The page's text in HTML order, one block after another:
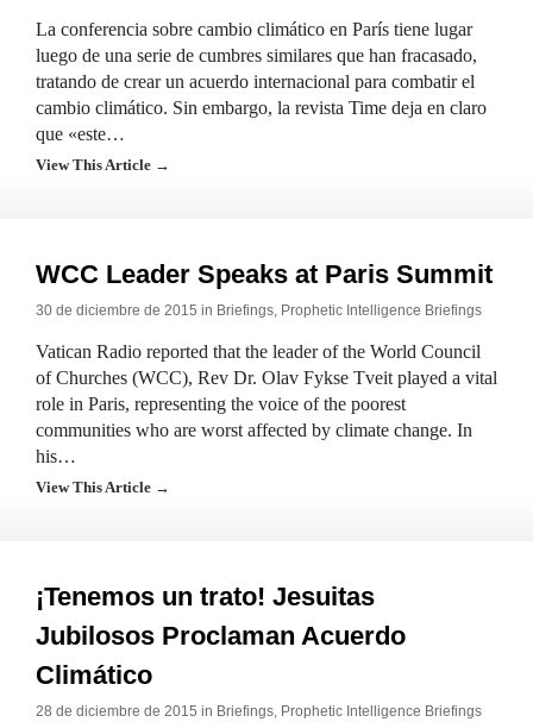
La conferencia sobre cambio climático en París tiene lugar
luego de una serie de cumbres similares que han fracasado,
tratando de crear un acuerdo internacional para combatir el
cambio climático. Sin embargo, la revista Time deja en claro
que «este…
View This Article →
WCC Leader Speaks at Paris Summit
30 de diciembre de 2015 in Briefings, Prophetic Intelligence Briefings
Vatican Radio reported that the leader of the World Council
of Churches (WCC), Rev Dr. Olav Fykse Tveit played a vital
role in Paris, representing the voice of the poorest
communities who are worst affected by climate change. In
his…
View This Article →
¡Tenemos un trato! Jesuitas
Jubilosos Proclaman Acuerdo
Climático
28 de diciembre de 2015 in Briefings, Prophetic Intelligence Briefings